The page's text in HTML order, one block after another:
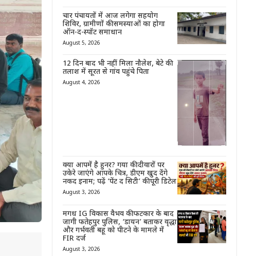
चार पंचायतों में आज लगेगा सहयोग
शिविर, ग्रामीणों की समस्याओं का होगा
ऑन-द-स्पॉट समाधान
August 5, 2026
12 दिन बाद भी नहीं मिला नौलेश, बेटे की
तलाश में सूरत से गांव पहुंचे पिता
August 4, 2026
क्या आपमें है हुनर? गया की दीवारों पर
उकेरे जाएंगे आपके चित्र, डीएम खुद देंगे
नकद इनाम; पढ़ें ‘पेंट द सिटी’ की पूरी डिटेल
August 3, 2026
मगध IG विकास वैभव की फटकार के बाद
जागी फतेहपुर पुलिस, ‘डायन’ बताकर वृद्धा
और गर्भवती बहू को पीटने के मामले में
FIR दर्ज
August 3, 2026